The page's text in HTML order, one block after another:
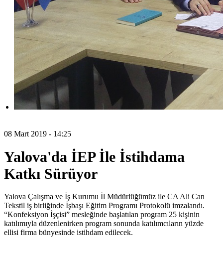
08 Mart 2019 - 14:25
Yalova'da İEP İle İstihdama
Katkı Sürüyor
Yalova Çalışma ve İş Kurumu İl Müdürlüğümüz ile CA Ali Can
Tekstil iş birliğinde İşbaşı Eğitim Programı Protokolü imzalandı.
“Konfeksiyon İşçisi” mesleğinde başlatılan program 25 kişinin
katılımıyla düzenlenirken program sonunda katılımcıların yüzde
ellisi firma bünyesinde istihdam edilecek.